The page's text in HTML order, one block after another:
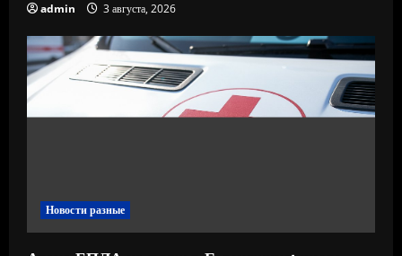
admin 3 августа, 2026
Новости разные